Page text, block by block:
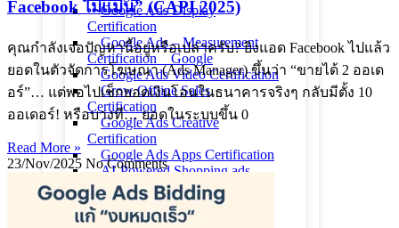
Google Ads Display
Certification
Google Ads – Measurement
Certification _ Google
Google Ads Video Certification
Grow Offline Sales
Certification
Google Ads Creative
Certification
Google Ads Apps Certification
AI-Powered Shopping ads
Certification
AI-Powered Performance Ads
Certification
Facebook ไม่แม่น” (CAPI 2025)
คุณกำลังเจอปัญหานี้อยู่หรือเปล่าครับ? ยิงแอด Facebook ไปแล้ว
ยอดในตัวจัดการโฆษณา (Ads Manager) ขึ้นว่า “ขายได้ 2 ออเด
อร์”… แต่พอไปเช็กยอดเงินโอนในธนาคารจริงๆ กลับมีตั้ง 10
ออเดอร์! หรือบางที… ยอดในระบบขึ้น 0
Read More »
23/Nov/2025 No Comments